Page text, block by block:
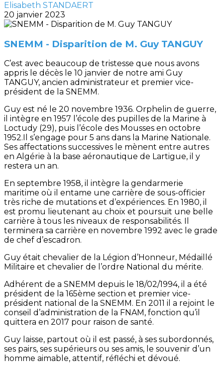
Elisabeth STANDAERT
20 janvier 2023
SNEMM - Disparition de M. Guy TANGUY
C’est avec beaucoup de tristesse que nous avons
appris le décès le 10 janvier de notre ami Guy
TANGUY, ancien administrateur et premier vice-
président de la SNEMM.
Guy est né le 20 novembre 1936. Orphelin de guerre,
il intègre en 1957 l’école des pupilles de la Marine à
Loctudy (29), puis l’école des Mousses en octobre
1952.Il s’engage pour 5 ans dans la Marine Nationale.
Ses affectations successives le mènent entre autres
en Algérie à la base aéronautique de Lartigue, il y
restera un an.
En septembre 1958, il intègre la gendarmerie
maritime où il entame une carrière de sous-officier
très riche de mutations et d’expériences. En 1980, il
est promu lieutenant au choix et poursuit une belle
carrière à tous les niveaux de responsabilités. Il
terminera sa carrière en novembre 1992 avec le grade
de chef d’escadron.
Guy était chevalier de la Légion d’Honneur, Médaillé
Militaire et chevalier de l’ordre National du mérite.
Adhérent de a SNEMM depuis le 18/02/1994, il a été
président de la 165ème section et premier vice-
président national de la SNEMM. En 2011 il a rejoint le
conseil d’administration de la FNAM, fonction qu’il
quittera en 2017 pour raison de santé.
Guy laisse, partout où il est passé, à ses subordonnés,
ses pairs, ses supérieurs ou ses amis, le souvenir d’un
homme aimable, attentif, réfléchi et dévoué.